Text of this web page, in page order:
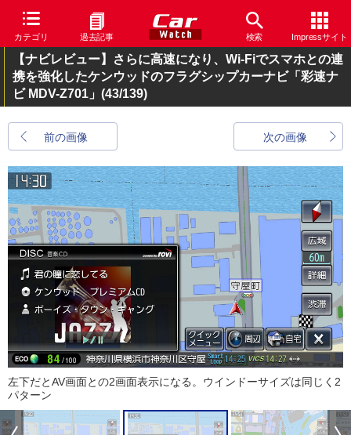
カテゴリ 過去記事 検索 Impressサイト
【ナビレビュー】さらに高速になり、Wi-Fiでスマホとの連
携を強化したケンウッドのフラグシップカーナビ「彩速ナ
ビ MDV-Z701」 (43/139)
前の画像 次の画像
左下だとAV画面との2画面表示になる。ウインドーサイズは同じく2
パターン